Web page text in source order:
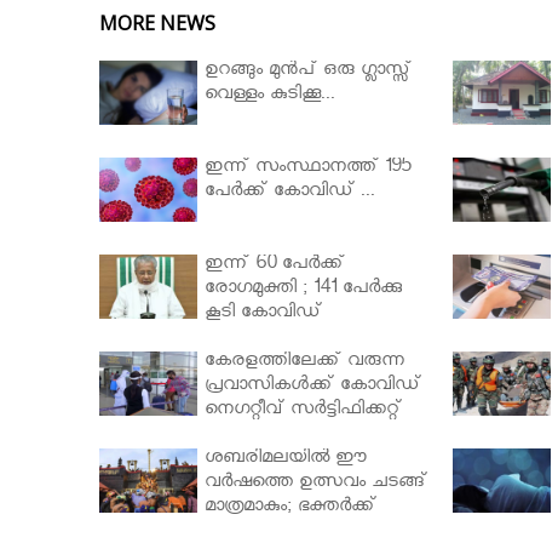
MORE NEWS
ഉറങ്ങും മുന്‍പ് ഒരു ഗ്ലാസ്സ്
വെള്ളം കുടിക്കൂ...
ഇന്ന് സംസ്ഥാനത്ത് 195
പേര്‍ക്ക് കോവിഡ് ...
ഇന്ന് 60 പേർക്ക്
രോഗമുക്തി ; 141 പേര്‍ക്കു
കൂടി കോവിഡ്
കേരളത്തിലേക്ക് വരുന്ന
പ്രവാസികള്‍ക്ക് കോവിഡ്
നെഗറ്റീവ് സര്‍ട്ടിഫിക്കറ്റ്
മന്ത്രിസഭ
ശബരിമലയില്‍ ഈ
വർഷത്തെ ഉത്സവം ചടങ്ങ്
മാത്രമാകും; ഭക്തർക്ക്